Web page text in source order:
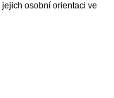
osobní orientaci ve